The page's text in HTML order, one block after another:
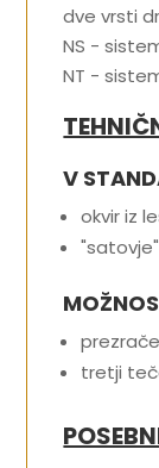
dve vrsti
NS -
NT -
V
okvir iz
tretji